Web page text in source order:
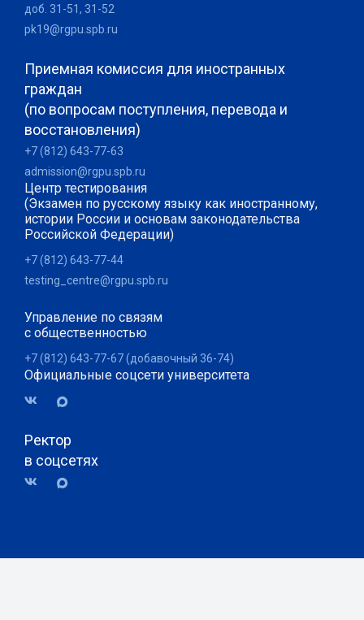
доб. 31-51, 31-52
pk19@rgpu.spb.ru
Приемная комиссия для иностранных
граждан
(по вопросам поступления, перевода и
восстановления)
+7 (812) 643-77-63
admission@rgpu.spb.ru
Центр тестирования
(Экзамен по русскому языку как иностранному,
истории России и основам законодательства
Российской Федерации)
+7 (812) 643-77-44
testing_centre@rgpu.spb.ru
Управление по связям
с общественностью
+7 (812) 643-77-67 (добавочный 36-74)
Официальные соцсети университета
Ректор
в соцсетях